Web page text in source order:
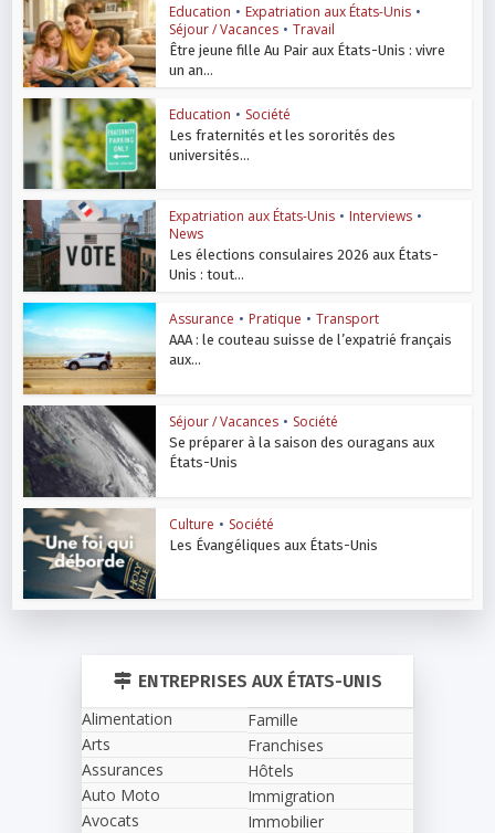
Education • Expatriation aux États-Unis •
Séjour / Vacances • Travail
Être jeune fille Au Pair aux États-Unis : vivre
un an...
Education • Société
Les fraternités et les sororités des
universités...
Expatriation aux États-Unis • Interviews •
News
Les élections consulaires 2026 aux États-
Unis : tout...
Assurance • Pratique • Transport
AAA : le couteau suisse de l’expatrié français
aux...
Séjour / Vacances • Société
Se préparer à la saison des ouragans aux
États-Unis
Culture • Société
Les Évangéliques aux États-Unis
ENTREPRISES AUX ÉTATS-UNIS
Alimentation
Arts
Assurances
Auto Moto
Avocats
Famille
Franchises
Hôtels
Immigration
Immobilier